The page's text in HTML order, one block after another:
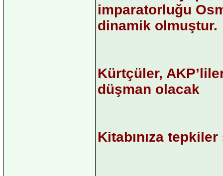
imparatorluğu
dinamik olmuştur.
Kürtçüler,
düşman olacak
Kitabınıza